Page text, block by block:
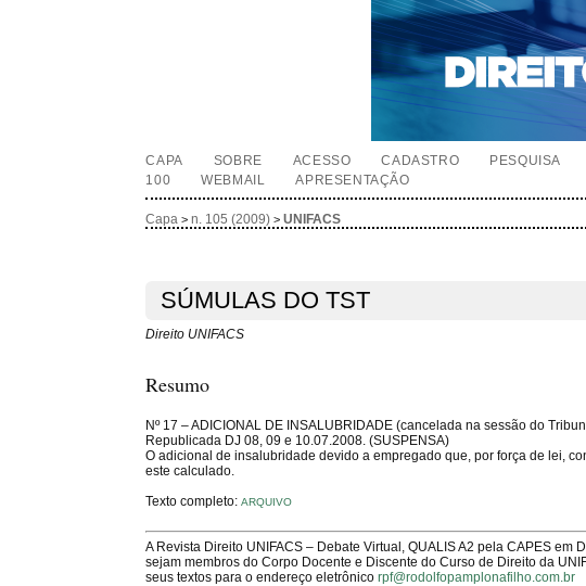
CAPA SOBRE ACESSO CADASTRO PESQUISA
100
WEBMAIL APRESENTAÇÃO
Capa >n. 105 (2009) >UNIFACS
SÚMULAS DO TST
Direito UNIFACS
Resumo
Nº 17 – ADICIONAL DE INSALUBRIDADE (cancelada na sessão do
Republicada DJ 08, 09 e 10.07.2008. (SUSPENSA)
O adicional de insalubridade devido a empregado que, por força de lei,
este calculado.
Texto completo:ARQUIVO
A Revista Direito UNIFACS – Debate Virtual, QUALIS A2 pela CAPES
sejam membros do Corpo Docente e Discente do Curso de Direito da
seus textos para o endereço eletrônicorpf@rodolfopamplonafilho.com.br